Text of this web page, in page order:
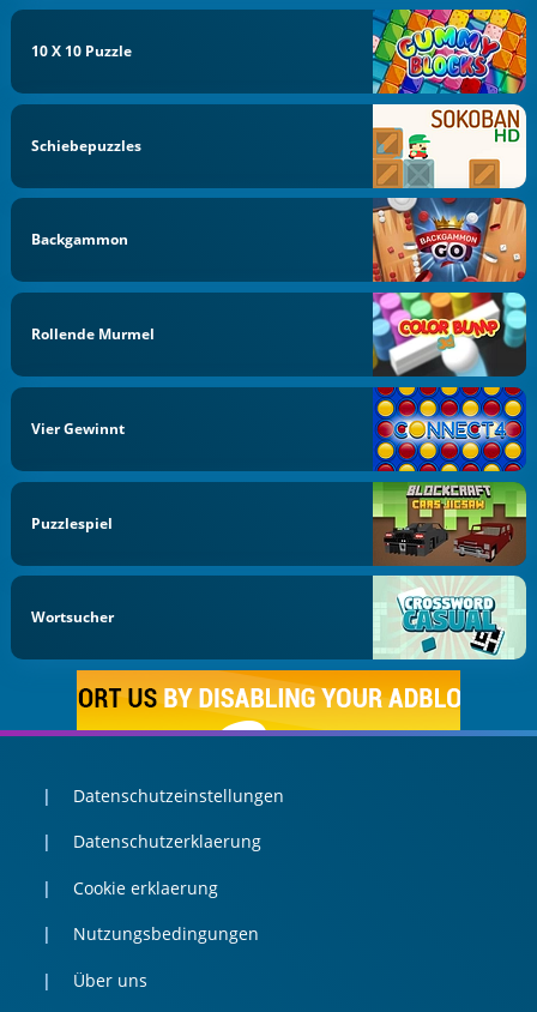
10 X 10 Puzzle
Schiebepuzzles
Backgammon
Rollende Murmel
Vier Gewinnt
Puzzlespiel
Wortsucher
Datenschutzeinstellungen
Datenschutzerklaerung
Cookie erklaerung
Nutzungsbedingungen
Über uns